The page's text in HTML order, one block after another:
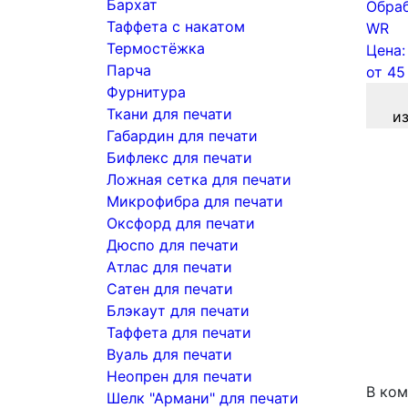
Бархат
Таффета с накатом
Термостёжка
Парча
Фурнитура
Ткани для печати
Габардин для печати
Бифлекс для печати
Ложная сетка для печати
Микрофибра для печати
Оксфорд для печати
Дюспо для печати
Атлас для печати
Сатен для печати
Блэкаут для печати
Таффета для печати
Вуаль для печати
Неопрен для печати
Шелк "Армани" для печати
WR
Цена:
от 45
В